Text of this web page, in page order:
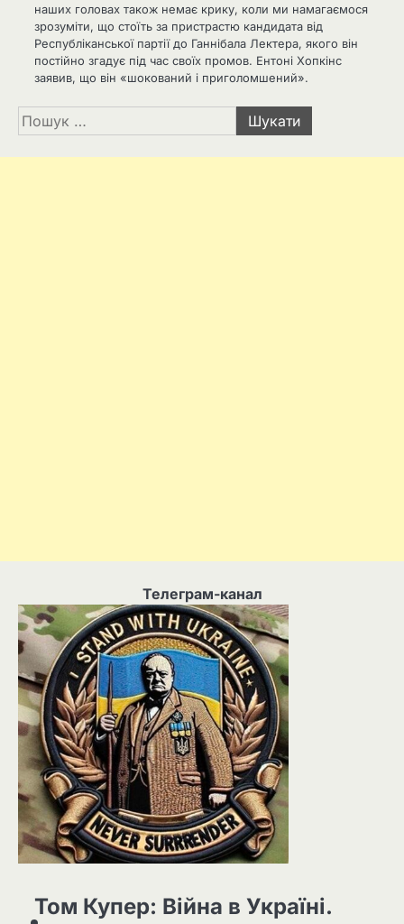
наших головах також немає крику, коли ми намагаємося
зрозуміти, що стоїть за пристрастю кандидата від
Республіканської партії до Ганнібала Лектера, якого він
постійно згадує під час своїх промов. Ентоні Хопкінс
заявив, що він «шокований і приголомшений».
Пошук:
Телеграм-канал
Том Купер: Війна в Україні.